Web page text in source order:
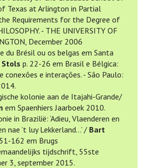
Texas at Arlington in Partial
Requirements for the Degree of
- THE UNIVERSITY OF
December 2006
du Brésil ou os belgas em Santa
Stols p. 22-26 em Brasil e Bélgica:
conexões e interações. - São Paulo:
kolonie aan de Itajahi-Grande/
em Spaenhiers Jaarboek 2010.
in Brazilië: ‘Adieu, Vlaenderen en
nae ’t luy Lekkerland…’ / Bart
162 em Brugs
tijdschrift, 55ste
3, september 2015.